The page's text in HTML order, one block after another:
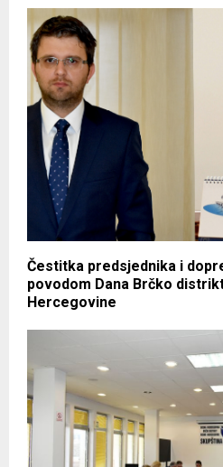
Čestitka predsjednika i
povodom Dana Brčko
Hercegovine